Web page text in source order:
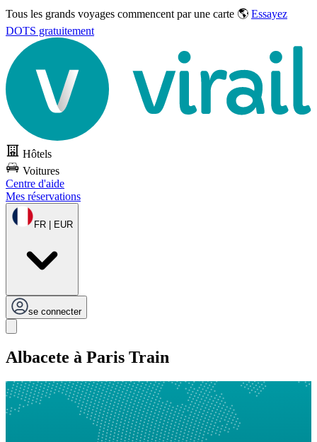
Tous les grands voyages commencent par une carte 🌎 Essayez
DOTS gratuitement
Hôtels
Voitures
Centre d'aide
Mes réservations
FR | EUR
se connecter
Albacete à Paris Train